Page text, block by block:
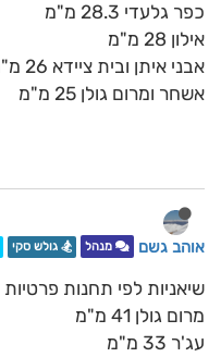
כפר גלעדי 28.3 מ"מ
אילון 28 מ"מ
אבני איתן ובית ציידא 26 מ"מ
אשחר ומרום גולן 25 מ"מ
אוהב גשם מנהל 🏂 גולש סקי
שיאניות לפי תחנות פרטיות
מרום גולן 41 מ"מ
עג'ר 33 מ"מ